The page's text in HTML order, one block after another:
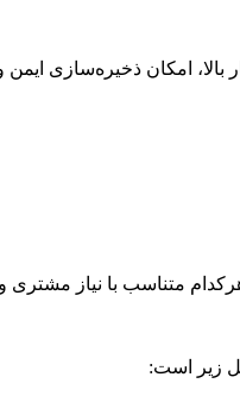
بالا، امکان ذخیره‌سازی
متناسب با نیاز مشتری و
زیر است: